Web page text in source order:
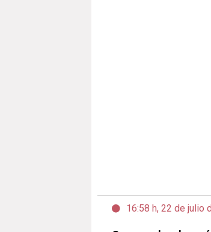
16:58 h, 22 de julio